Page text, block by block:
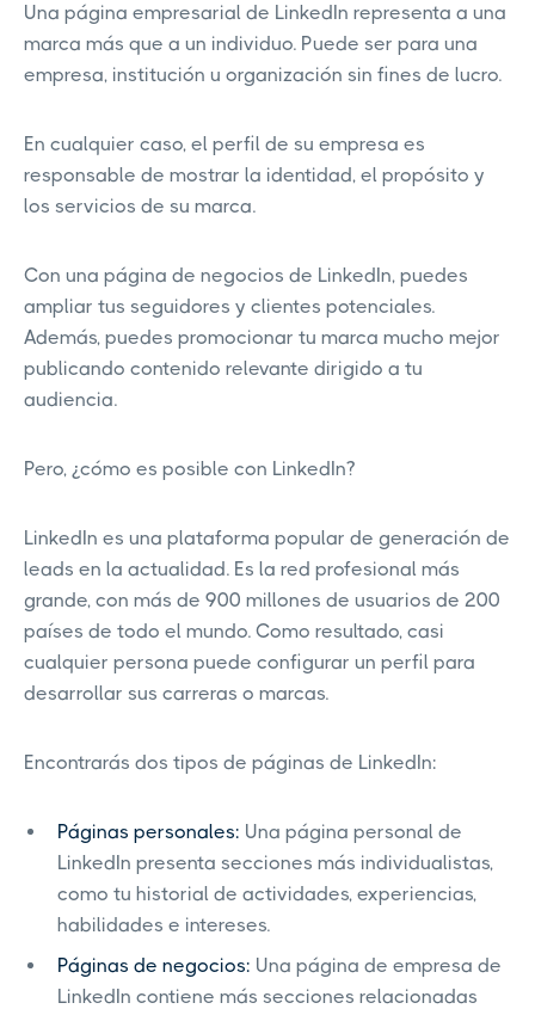
Una página empresarial de LinkedIn representa a una
marca más que a un individuo. Puede ser para una
empresa, institución u organización sin fines de lucro.
En cualquier caso, el perfil de su empresa es
responsable de mostrar la identidad, el propósito y
los servicios de su marca.
Con una página de negocios de LinkedIn, puedes
ampliar tus seguidores y clientes potenciales.
Además, puedes promocionar tu marca mucho mejor
publicando contenido relevante dirigido a tu
audiencia.
Pero, ¿cómo es posible con LinkedIn?
LinkedIn es una plataforma popular de generación de
leads en la actualidad. Es la red profesional más
grande, con más de 900 millones de usuarios de 200
países de todo el mundo. Como resultado, casi
cualquier persona puede configurar un perfil para
desarrollar sus carreras o marcas.
Encontrarás dos tipos de páginas de LinkedIn:
Páginas personales: Una página personal de
LinkedIn presenta secciones más individualistas,
como tu historial de actividades, experiencias,
habilidades e intereses.
Páginas de negocios: Una página de empresa de
LinkedIn contiene más secciones relacionadas